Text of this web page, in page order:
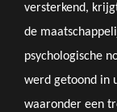
versterkend,
de
psychologische
werd getoond in
waaronder een